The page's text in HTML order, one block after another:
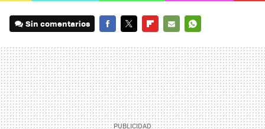
Sin comentarios
MAIL